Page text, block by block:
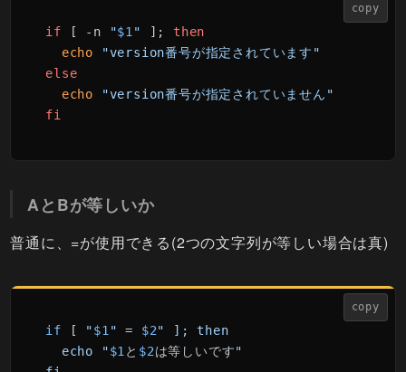
copy
if [ -n "$1 " ]; then
echo
"version番号が指定されています"
else
echo
"version番号が指定されていません"
fi
AとBが等しいか
普通に、=が使用できる(2つの文字列が等しい場合は真)
copy
if [ "$1 " = $2" ]; then
  echo "
$1 と $2は等しいです"